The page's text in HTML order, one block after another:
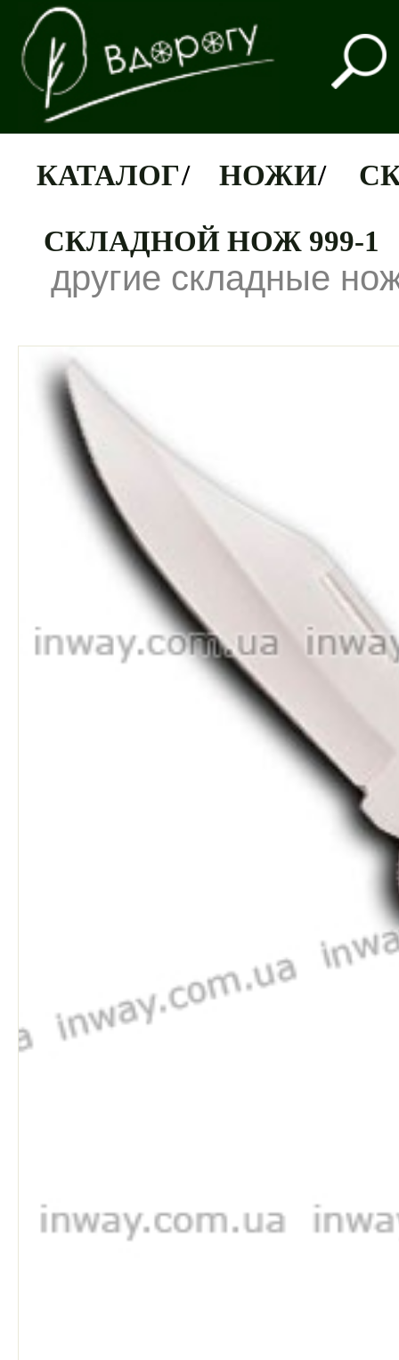
КАТАЛОГ/ НОЖИ/
СКЛАДНОЙ НОЖ 999-1
другие складные